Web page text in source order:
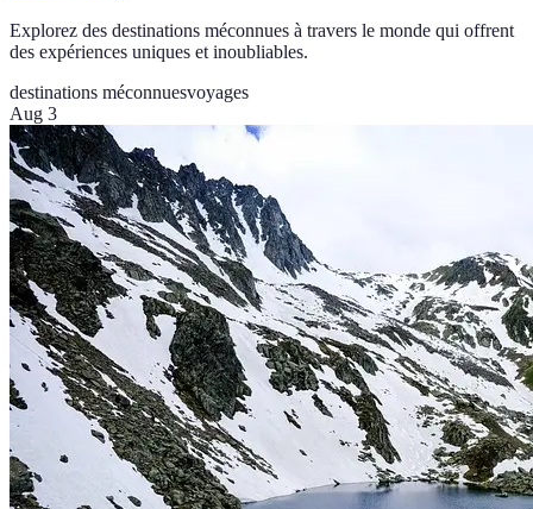
Explorez des destinations méconnues à travers le monde qui offrent
des expériences uniques et inoubliables.
destinations méconnuesvoyages
Aug 3